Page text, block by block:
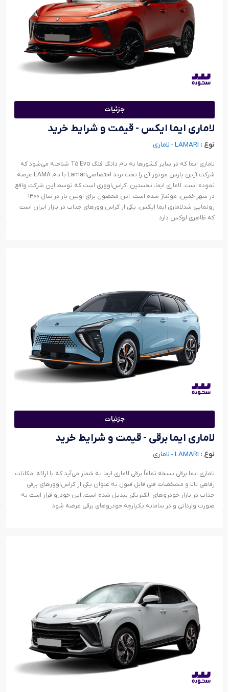
جزئیات
لاماری ایما ایکس - قیمت و شرایط خرید
نوع : LAMARI - لاماری
لاماری ایما که در سایر کشورها به نام دانگ فنگ T۵ Evo شناخته می‌شود که
شرکت آرین پارس موتور آن را تحت برند اختصاصیLamari با نام EAMA عرضه
نموده است. لاماری ایما، نخستین .کراس‌اووری است که توسط این شرکت واقع
در شهر خمین، مونتاژ شده است. این محصول برای اولین بار در سال ۱۴۰۰
رونمایی شدلاماری ایما ایکس، یکی از کراس‌اوورهای جذاب در بازار ایران است
که ظاهری لوکس دارد
جزئیات
لاماری ایما برقی - قیمت و شرایط خرید
نوع : LAMARI - لاماری
لاماری ایما برقی نسخه تماماً برقی لاماری ایما به شمار می‌آید که با ارائه امکانات
رفاهی بالا و مشخصات فنی قابل قبول به عنوان یکی از کراس‌اوور‌های برقی
جذاب در بازار خودرو‌های الکتریکی تبدیل شده است. این خودرو قرار است به
صورت وارداتی و در سامانه یکپارچه خودرو‌های برقی عرضه شود